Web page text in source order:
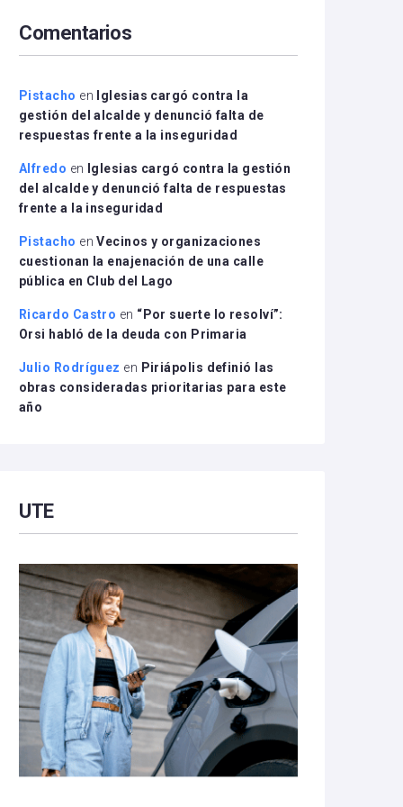
disminuir
el
Comentarios
Pistacho en
Iglesias cargó contra la
gestión del alcalde y denunció falta de
respuestas frente a la inseguridad
Alfredo en
Iglesias cargó contra la gestión
del alcalde y denunció falta de respuestas
frente a la inseguridad
Pistacho enVecinos y organizaciones
cuestionan la enajenación de una calle
pública en Club del Lago
Ricardo Castro en “Por suerte lo resolví”:
Orsi habló de la deuda con Primaria
Julio Rodríguez en Piriápolis definió las
obras consideradas prioritarias para este
año
UTE